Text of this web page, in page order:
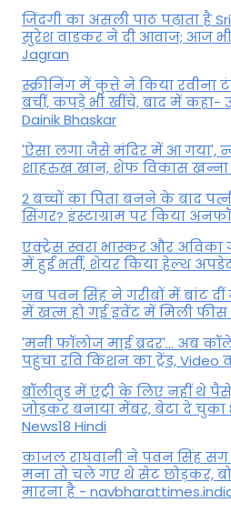
जिंदगी का असली पाठ पढ़ाता है
सुरेश वाडकर ने दी आवाज; आज
Jagran
स्क्रीनिंग में कुत्ते ने किया
बचीं, कपड़े भी खींचे, बाद में
Dainik Bhaskar
'ऐसा लगा जैसे मंदिर में आ गया',
शाहरुख खान, शेफ विकास खन्ना
2 बच्चों का पिता बनने के बाद
सिंगर? इंस्टाग्राम पर किया
एक्ट्रेस स्वरा भास्कर और
में हुईं भर्ती, शेयर किया हेल्थ
जब पवन सिंह ने गरीबों में बांट दीं
में खत्म हो गई इवेंट में मिली फीस
'मनी फॉलोज माई ब्रदर'... अब
पहुंचा रवि किशन का ट्रेंड, Video
बॉलीवुड में एंट्री के लिए नहीं थे
जोड़कर बनाया मेंबर, बेटा दे चुका
News18 Hindi
काजल राघवानी ने पवन सिंह
मना तो चले गए थे सेट छोड़कर,
मारना है -